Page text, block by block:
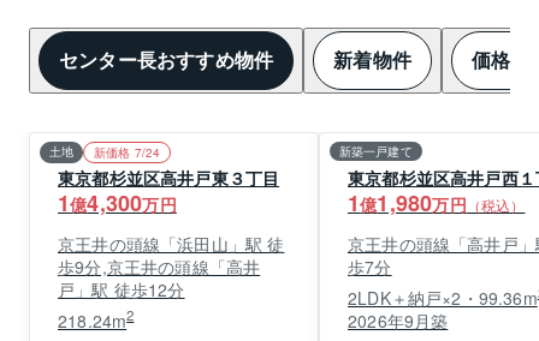
センター長おすすめ物件 新着物件 価格変
土地 新価格 7/24
東京都杉並区高井戸東３丁目
1億4,300万円
京王井の頭線「浜田山」駅 徒
歩9分,京王井の頭線「高井
戸」駅 徒歩12分
218.24m2
新築一戸建て
東京都杉並区高井戸西
1億1,980万円 （税込）
京王井の頭線「高井戸
歩7分
2LDK＋納戸×2・99.36m
2026年9月築